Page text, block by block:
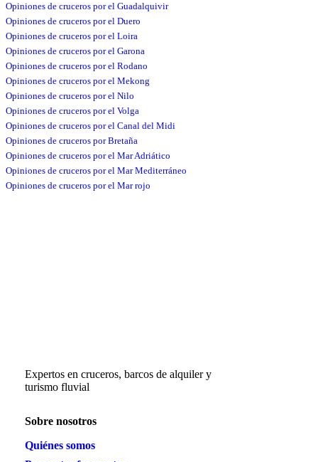
Opiniones de cruceros por el Guadalquivir
Opiniones de cruceros por el Duero
Opiniones de cruceros por el Loira
Opiniones de cruceros por el Garona
Opiniones de cruceros por el Rodano
Opiniones de cruceros por el Mekong
Opiniones de cruceros por el Nilo
Opiniones de cruceros por el Volga
Opiniones de cruceros por el Canal del Midi
Opiniones de cruceros por Bretaña
Opiniones de cruceros por el Mar Adriático
Opiniones de cruceros por el Mar Mediterráneo
Opiniones de cruceros por el Mar rojo
Expertos en cruceros, barcos de alquiler y
turismo fluvial
Sobre nosotros
Quiénes somos